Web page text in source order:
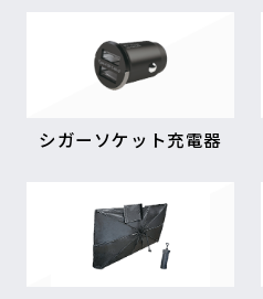
シガーソケット充電器